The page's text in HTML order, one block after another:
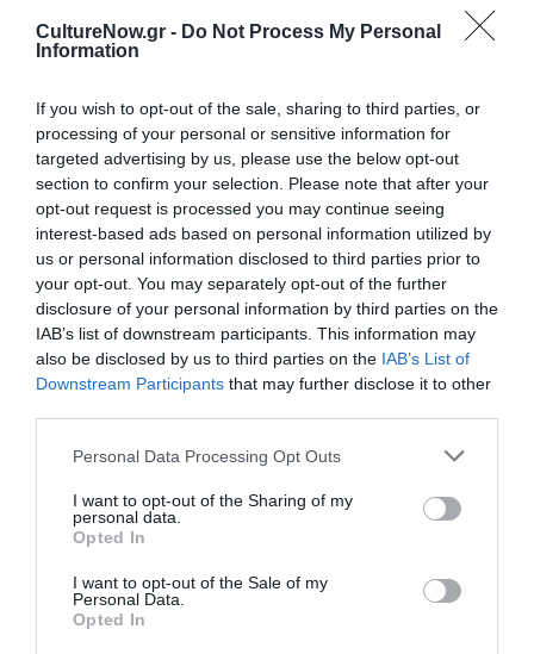
CultureNow.gr - Do Not Process My Personal
Information
If you wish to opt-out of the sale, sharing to third parties, or
processing of your personal or sensitive information for
targeted advertising by us, please use the below opt-out
section to confirm your selection. Please note that after your
opt-out request is processed you may continue seeing
interest-based ads based on personal information utilized by
us or personal information disclosed to third parties prior to
your opt-out. You may separately opt-out of the further
disclosure of your personal information by third parties on the
IAB’s list of downstream participants. This information may
also be disclosed by us to third parties on the IAB’s List of
Downstream Participants that may further disclose it to other
Personal Data Processing Opt Outs
I want to opt-out of the Sharing of my
personal data.
Opted In
I want to opt-out of the Sale of my
Personal Data.
Opted In
ΤΕΧΝΕΣ / ΝΕΑ
Γραφή: Ομαδική
έκθεση
ζωγραφικής στη
γκαλερί Σκουφά
των Μαρίας
Γιαννακάκη,
Αλέκου Κυραρίνη,
William Let στη
Βαρκελώνη